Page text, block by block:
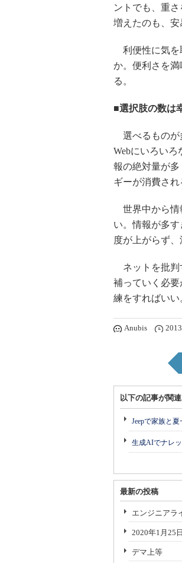
ントでも、重
増えたのも、安
利便性に気を
か。便利さを
る。
■選択肢の数は
選べるものが
Webにいろい
報の絶対量が
ギーが消費され
世界中から情
い。情報が多
度が上がらず、
ネットを批判
補っていく必要
練をすればいい
Anubis
以下の記事が関
Jeepで家族と
生成AIでナレ
最新の投稿
エンジニアラ
2020年1月25
デマ上等